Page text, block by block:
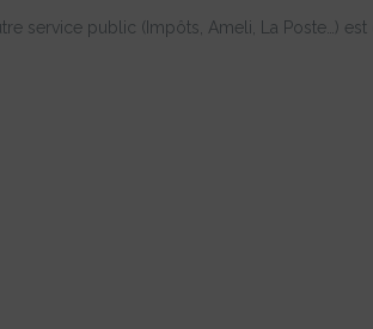
service public (Impôts, Ameli, La Poste…) est